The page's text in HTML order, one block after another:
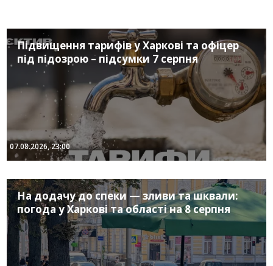
Підвищення тарифів у Харкові та офіцер
під підозрою – підсумки 7 серпня
07.08.2026, 23:00
На додачу до спеки — зливи та шквали:
погода у Харкові та області на 8 серпня